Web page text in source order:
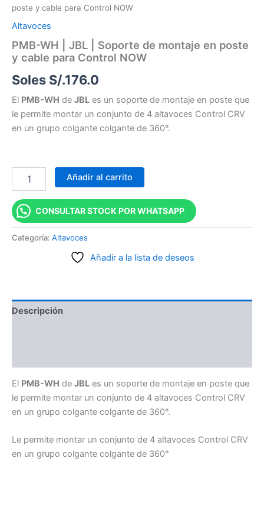
poste y cable para Control NOW
Altavoces
PMB-WH | JBL | Soporte de montaje en poste
y cable para Control NOW
Soles S/.176.0
El PMB-WH de JBL es un soporte de montaje en poste que
le permite montar un conjunto de 4 altavoces Control CRV
en un grupo colgante colgante de 360°.
Añadir al carrito
CONSULTAR STOCK POR WHATSAPP
Categoría: Altavoces
Añadir a la lista de deseos
Descripción
El PMB-WH de JBL es un soporte de montaje en poste que
le permite montar un conjunto de 4 altavoces Control CRV
en un grupo colgante colgante de 360°.
Le permite montar un conjunto de 4 altavoces Control CRV
en un grupo colgante colgante de 360°